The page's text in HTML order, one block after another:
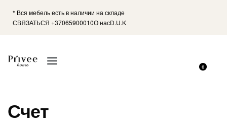
* Вся мебель есть в наличии на складе
СВЯЗАТЬСЯ +37065900010О насD.U.K
0
Счет